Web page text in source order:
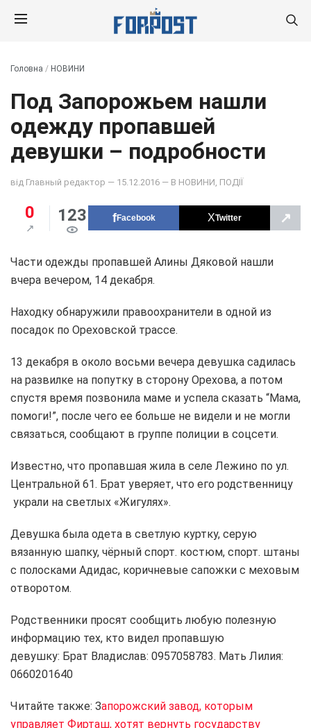
Головна / НОВИНИ
Под Запорожьем нашли
одежду пропавшей
девушки – подробности
від Главный редактор — 15.12.2016 — В НОВИНИ ПОДІЇ
0 123 Facebook Twitter ↗
Части одежды пропавшей Алины Дяковой нашли
вчера вечером, 14 декабря.
Находку обнаружили правоохранители в одной из
посадок по Ореховской трассе.
13 декабря в около восьми вечера девушка садилась
на развилке на попутку в сторону Орехова, а потом
спустя время позвонила маме и успела сказать “Мама,
помоги!”, после чего ее больше не видели и не могли
связаться, сообщают в группе полиции в соцсети.
Известно, что пропавшая жила в селе Лежино по ул.
Центральной 61. Брат уверяет, что его родственницу
украли на светлых «Жигулях».
Девушка была одета в светлую куртку, серую
вязанную шапку, чёрный спорт. костюм, спорт. штаны
с полосками Адидас, коричневые сапожки с меховым
отворотом.
Родственники просят сообщить любую полезную
информацию тех, кто видел пропавшую
девушку: Брат Владислав: 0957058783. Мать Лилия:
0660201640
Читайте также: Запорожский завод, которым
управляет Фирташ, хотят вернуть государству